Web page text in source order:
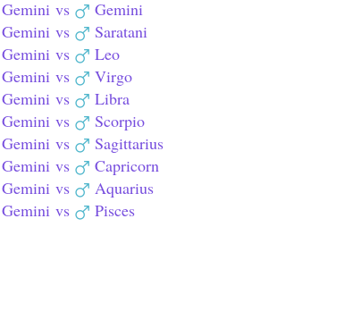
Gemini vs
Gemini
Gemini vs
Saratani
Gemini vs
Leo
Gemini vs
Virgo
Gemini vs
Libra
Gemini vs
Scorpio
Gemini vs
Sagittarius
Gemini vs
Capricorn
Gemini vs
Aquarius
Gemini vs Pisces